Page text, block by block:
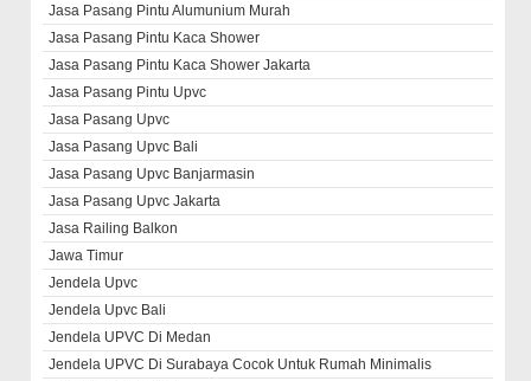
Jasa Pasang Pintu Alumunium Murah
Jasa Pasang Pintu Kaca Shower
Jasa Pasang Pintu Kaca Shower Jakarta
Jasa Pasang Pintu Upvc
Jasa Pasang Upvc
Jasa Pasang Upvc Bali
Jasa Pasang Upvc Banjarmasin
Jasa Pasang Upvc Jakarta
Jasa Railing Balkon
Jawa Timur
Jendela Upvc
Jendela Upvc Bali
Jendela UPVC Di Medan
Jendela UPVC Di Surabaya Cocok Untuk Rumah Minimalis